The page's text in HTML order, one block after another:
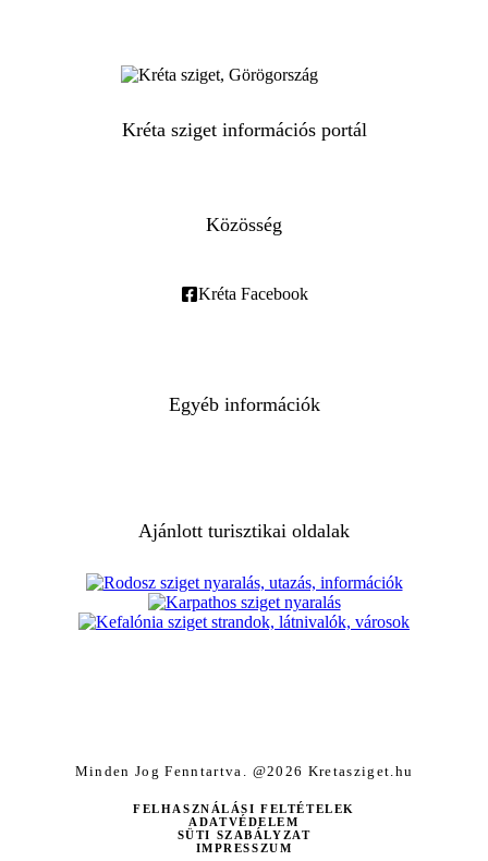
Kréta sziget információs portál
Közösség
Kréta Facebook
Egyéb információk
Ajánlott turisztikai oldalak
Minden Jog Fenntartva. @2026 Kretasziget.hu
FELHASZNÁLÁSI FELTÉTELEK
ADATVÉDELEM
SÜTI SZABÁLYZAT
IMPRESSZUM